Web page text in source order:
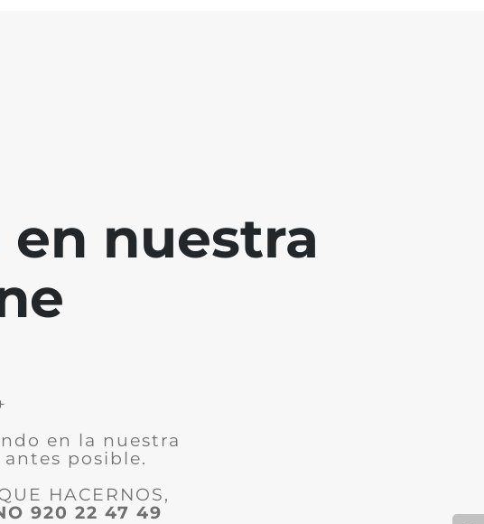
nuestra
en la nuestra
posible.
HACERNOS,
920 22 47 49